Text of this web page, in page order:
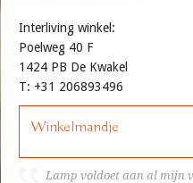
Interliving winkel:
Poelweg 40 F
1424 PB De Kwakel
T: +31 206893496
Winkelmandje
Lamp voldoet aan al mijn